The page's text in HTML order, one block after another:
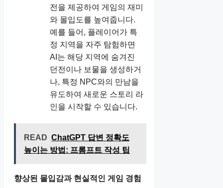
전을 제공하여 게임의 재미
와 몰입도를 높여줍니다.
예를 들어, 플레이어가 특
정 지역을 자주 탐험하면
AI는 해당 지역에 숨겨진
던전이나 보물을 생성하거
나, 특정 NPC와의 만남을
유도하여 새로운 스토리 라
인을 시작할 수 있습니다.
READ ChatGPT 답변 정확도
높이는 방법: 프롬프트 작성 팁
향상된 몰입감과 현실적인 게임 경험